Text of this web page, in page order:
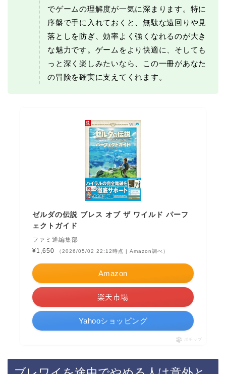
でゲームの理解度が一気に深まります。特に
序盤で手に入れておくと、無駄な遠回りや見
落としを防ぎ、効率よく強くなれるのが大き
な魅力です。ゲームをより快適に、そしても
っと深く楽しみたいなら、この一冊があなた
の冒険を確実に支えてくれます。
ゼルダの伝説 ブレス オブ ザ ワイルド パーフ
ェクトガイド
ファミ通編集部
¥1,650
（2026/05/02 22:12時点 | Amazon調べ）
Amazon
楽天市場
Yahooショッピング
ポチップ